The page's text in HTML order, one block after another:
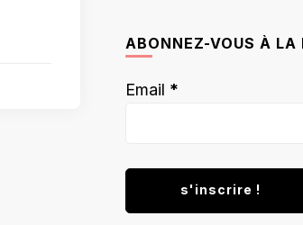
ABONNEZ-VOUS À LA
Email *